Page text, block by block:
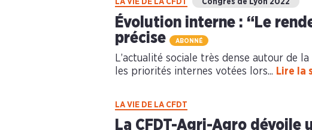
LA VIE DE LA CFDT Congrès de Lyon 2022
Évolution interne : “Le
précise
ABONNÉ
L’actualité sociale très dense autour de
les priorités internes votées lors... Lire la
LA VIE DE LA CFDT
La CFDT-Agri-Agro